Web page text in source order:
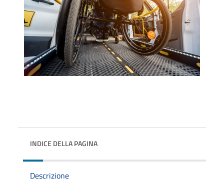
INDICE DELLA PAGINA
Descrizione